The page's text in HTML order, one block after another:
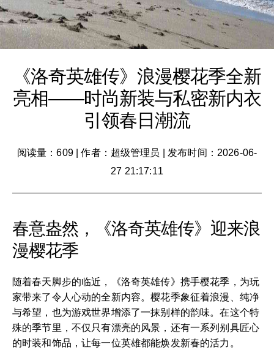
《洛奇英雄传》浪漫樱花季全新
亮相——时尚新装与私密新内衣
引领春日潮流
阅读量：609|作者：超级管理员
发布时间：2026-06-
27 21:17:11
春意盎然，《洛奇英雄传》迎来浪
漫樱花季
随着春天脚步的临近，《洛奇英雄传》携手樱花季，为玩
家带来了令人心动的全新内容。樱花季象征着浪漫、纯净
与希望，也为游戏世界增添了一抹别样的韵味。在这个特
殊的季节里，不仅只有漂亮的风景，还有一系列别具匠心
的时装和饰品，让每一位英雄都能焕发新春的活力。